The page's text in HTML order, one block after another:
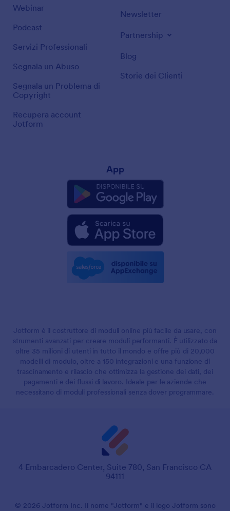
Webinar
Podcast
Servizi Professionali
Segnala un Abuso
Segnala un Problema di
Copyright
Recupera account
Jotform
Newsletter
Partnership
Blog
Storie dei Clienti
App
Jotform è il costruttore di moduli online più facile da usare, con
strumenti avanzati per creare moduli performanti. È utilizzato da
oltre 35 milioni di utenti in tutto il mondo e offre più di 20,000
modelli di modulo, oltre a 150 integrazioni e una funzione di
trascinamento e rilascio che ottimizza la gestione dei dati, dei
pagamenti e dei flussi di lavoro. Ideale per le aziende che
necessitano di moduli professionali senza dover programmare.
4 Embarcadero Center, Suite 780, San Francisco CA
94111
© 2026 Jotform Inc. Il nome "Jotform" e il logo Jotform sono